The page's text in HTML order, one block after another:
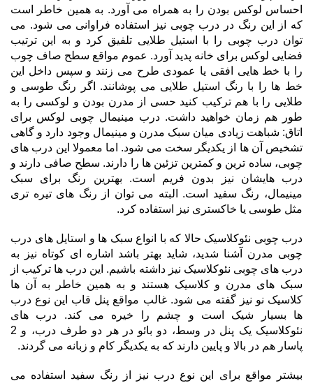
احساس لوکس بودن را به همراه می آورد. به همین خاطر است
که از این رنگ در درب چوبی نیز استفاده فراوانی می شود. می
توان درب چوبی را با استیل طلایی تلفیق کرد و به این ترتیب
فضایی لوکس برای خانه پدید آورد. عموم مواقع سطح صاف چوب
را با خط هایی افقی یا عمودی طرح می زنند و سپس داخل این
خط ها را با رنگ استیل طلایی می پوشانند. اگر رنگ طوسی و
طلایی را با هم ترکیب کنید حسی از مدرن بودن و لوکسی را به
طور هم زمان خواهید داشت. درب مینیمال چوبی لوکس برای
اتاق: شباهت زیادی میان سبک مدرن و مینیمال وجود دارد و گاهی
تشخیص آن ها از یکدیگر سخت می شود. اما معمولا این درب های
چوبی، ساده ترین و کمترین تزئین ها را دارند. سطح صافی دارند و
درب هایشان نیز بدون فریم است. بهترین رنگ برای سبک
مینیمال، رنگ سفید است. البته می توان از رنگ های تیره تری
مثل طوسی یا خاکستری نیز استفاده کرد.
درب چوبی نئوکلاسیک حالا که با انواع سبک ها و استایل های درب
چوبی مدرن آشنا شدید، شاید بهتر باشد اشاره ای کوتاه نیز به
درب های چوبی نئوکلاسیک نیز داشته باشیم. این درب ها ترکیب از
سبک های مدرن و کلاسیک هستند و به همین خاطر به آن ها
کلاسیک نو نیز گفته می شود. غالب مواقع پنل قاب این نوع درب
ها بسیار شیک است و چشم را خیره می کند. درب های
نئوکلاسیک یک پنل در وسط، دو بائو در هر دو طرف درب، و 2
پاسار هم در بالا و پایین دارند که به یکدیگر کام و زبانه می گردند.
بیشتر مواقع برای این نوع درب نیز از رنگ سفید استفاده می